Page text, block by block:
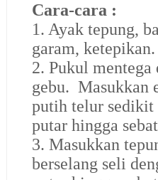
Cara-cara :
1. Ayak tepung,
garam, ketepikan.
2. Pukul mentega
gebu. Masukkan
putih telur sedikit
putar hingga
3. Masukkan
berselang seli